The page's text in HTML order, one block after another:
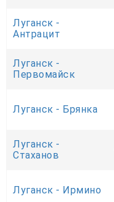
Луганск -
Антрацит
Луганск -
Первомайск
Луганск - Брянка
Луганск -
Стаханов
Луганск - Ирмино